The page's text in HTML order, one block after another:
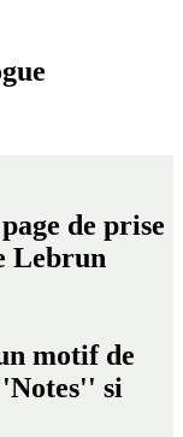
de prise
Lebrun
motif de
si